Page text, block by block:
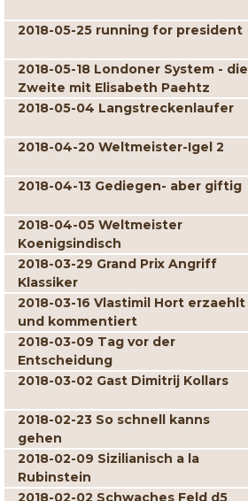
2018-05-25 running for president
2018-05-18 Londoner System - die
Zweite mit Elisabeth Paehtz
2018-05-04 Langstreckenlaufer
2018-04-20 Weltmeister-Igel 2
2018-04-13 Gediegen- aber giftig
2018-04-05 Weltmeister
Koenigsindisch
2018-03-29 Grand Prix Angriff
Klassiker
2018-03-16 Vlastimil Hort erzaehlt
und kommentiert
2018-03-09 Tag vor der
Entscheidung
2018-03-02 Gast Dimitrij Kollars
2018-02-23 So schnell kanns
gehen
2018-02-09 Sizilianisch a la
Rubinstein
2018-02-02 Schwaches Feld d5